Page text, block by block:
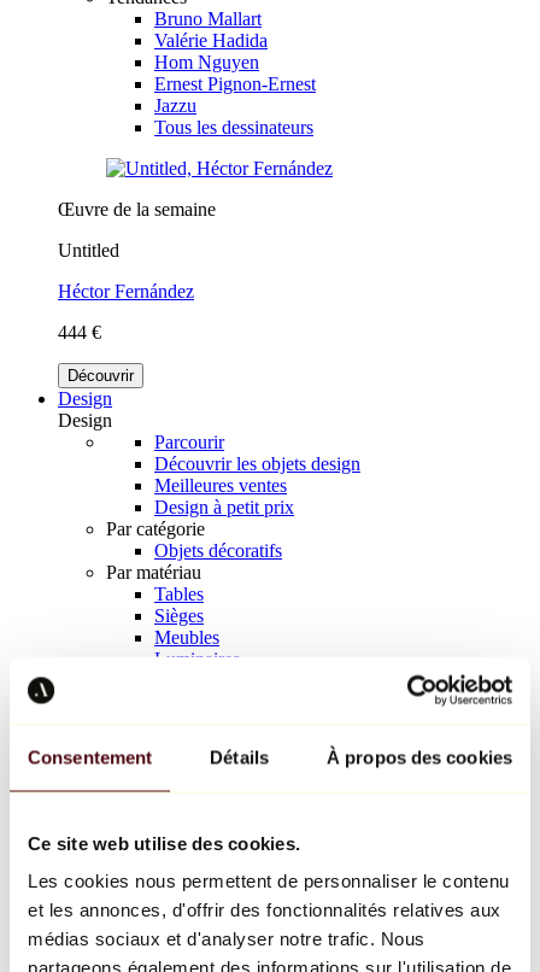
Consentement Détails À propos des cookies
Ce site web utilise des cookies.
Les cookies nous permettent de personnaliser le contenu
et les annonces, d'offrir des fonctionnalités relatives aux
médias sociaux et d'analyser notre trafic. Nous
partageons également des informations sur l'utilisation de
Bruno Mallart
Valérie Hadida
Hom Nguyen
Ernest Pignon-Ernest
Jazzu
Tous les dessinateurs
Œuvre de la semaine
Untitled
Héctor Fernández
444 €
Découvrir
Design
Design
Parcourir
Découvrir les objets design
Meilleures ventes
Design à petit prix
Par catégorie
Objets décoratifs
Par matériau
Tables
Sièges
Meubles
Luminaires
Richard Orlinski
Keith Haring
Jeff Koons
Jean-Michel Basquiat
Tous les designers
Œuvre de la semaine